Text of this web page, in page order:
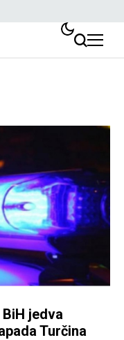
jedva
Turčina